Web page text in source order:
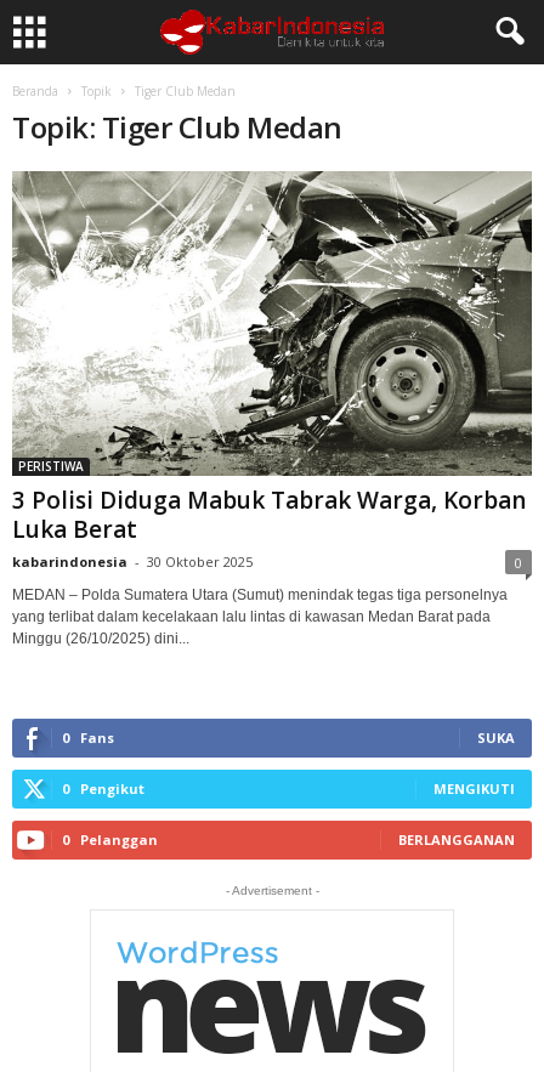
Beranda Topik Tiger Club Medan
Topik: Tiger Club Medan
PERISTIWA
3 Polisi Diduga Mabuk Tabrak Warga, Korban
Luka Berat
kabarindonesia - 30 Oktober 2025 0
MEDAN – Polda Sumatera Utara (Sumut) menindak tegas tiga personelnya
yang terlibat dalam kecelakaan lalu lintas di kawasan Medan Barat pada
Minggu (26/10/2025) dini...
0 Fans SUKA
0 Pengikut MENGIKUTI
0 Pelanggan BERLANGGANAN
- Advertisement -